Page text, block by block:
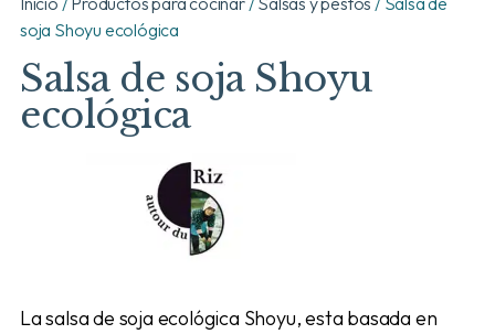
soja Shoyu ecológica
Salsa de soja Shoyu
ecológica
La salsa de soja ecológica Shoyu, esta basada en